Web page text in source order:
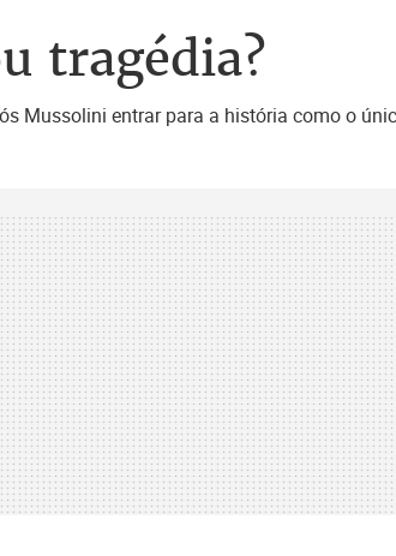
tragédia?
Mussolini entrar para a história como o